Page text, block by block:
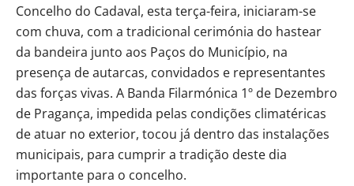
Concelho do Cadaval, esta terça-feira, iniciaram-se
com chuva, com a tradicional cerimónia do hastear
da bandeira junto aos Paços do Município, na
presença de autarcas, convidados e representantes
das forças vivas. A Banda Filarmónica 1º de Dezembro
de Pragança, impedida pelas condições climatéricas
de atuar no exterior, tocou já dentro das instalações
municipais, para cumprir a tradição deste dia
importante para o concelho.